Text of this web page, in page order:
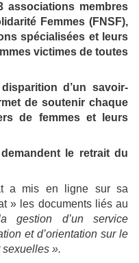
associations membres
Femmes (FNSF),
spécialisées et leurs
victimes de toutes
d’un savoir-
de soutenir chaque
de femmes et leurs
le retrait du
a mis en ligne sur sa
» les documents liés au
gestion d’un service
et d’orientation sur le
».